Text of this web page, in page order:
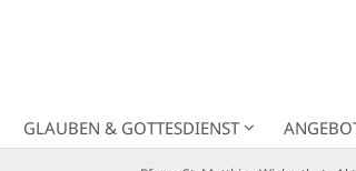
GLAUBEN & GOTTESDIENST